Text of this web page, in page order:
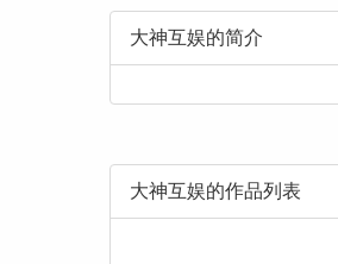
大神互娱的简介
大神互娱的作品列表